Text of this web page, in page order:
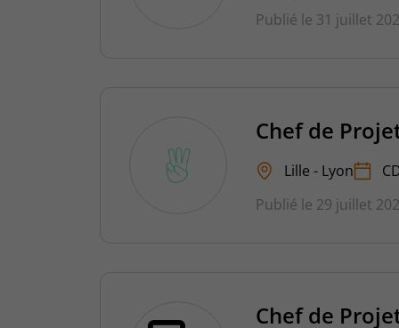
Publié le 31 juillet
Chef de
Lille - Lyon
Publié le 29 juillet
Chef de